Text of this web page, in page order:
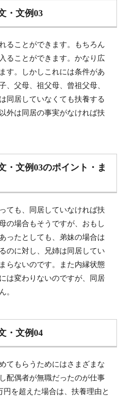
・文例03
ることができます。もちろん
ることができます。かなり広
す。しかしこれには条件があ
、父母、祖父母、曾祖父母、
同居していなくても扶養する
外は同居の事実がなければ扶
・文例03のポイント・ま
ても、同居していなければ扶
の場合もそうですが、おもし
ったとしても、弟妹の場合は
のに対し、兄姉は同居してい
らないのです。また内縁状態
は変わりないのですが、同居
。
・文例04
てもらうためにはさまざまな
配偶者が無職だったのが仕事
を超えた場合は、扶養理由と